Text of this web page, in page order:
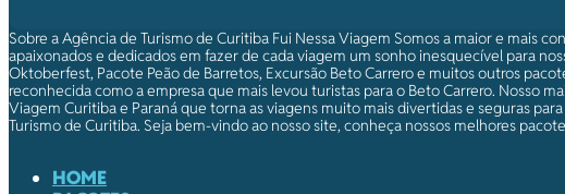
Sobre a Agência de Turismo de Curitiba Fui Nessa Viagem Somos a maior e mais
apaixonados e dedicados em fazer de cada viagem um sonho inesquecível para
Oktoberfest, Pacote Peão de Barretos, Excursão Beto Carrero e muitos outros
reconhecida como a empresa que mais levou turistas para o Beto Carrero. Nosso
Viagem Curitiba e Paraná que torna as viagens muito mais divertidas e seguras
Turismo de Curitiba. Seja bem-vindo ao nosso site, conheça nossos melhores
HOME